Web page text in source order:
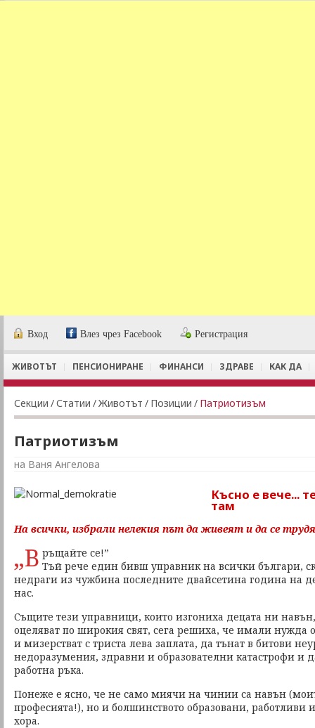
Вход Влез чрез Facebook Регистрация
ЖИВОТЪТ ПЕНСИОНИРАНЕ ФИНАНСИ ЗДРАВЕ КАК ДА
Секции /Статии /Животът / Позиции / Патриотизъм
Патриотизъм
на Ваня Ангелова
Късно е вече...
там
На всички, избрали нелекия път да живеят и да се
„В ръщайте се!”
Тъй рече един бивш управник на всички българи,
недраги из чужбина последните двайсетина година на
нас.
Същите тези управници, които изгониха децата ни
оцеляват по широкия свят, сега решиха, че имали нужда
и мизерстват с триста лева заплата, да тънат в битови
недоразумения, здравни и образователни катастрофи и
работна ръка.
Понеже е ясно, че не само миячи на чинии са навън
професията!), но и болшинството образовани, работливи
хора.